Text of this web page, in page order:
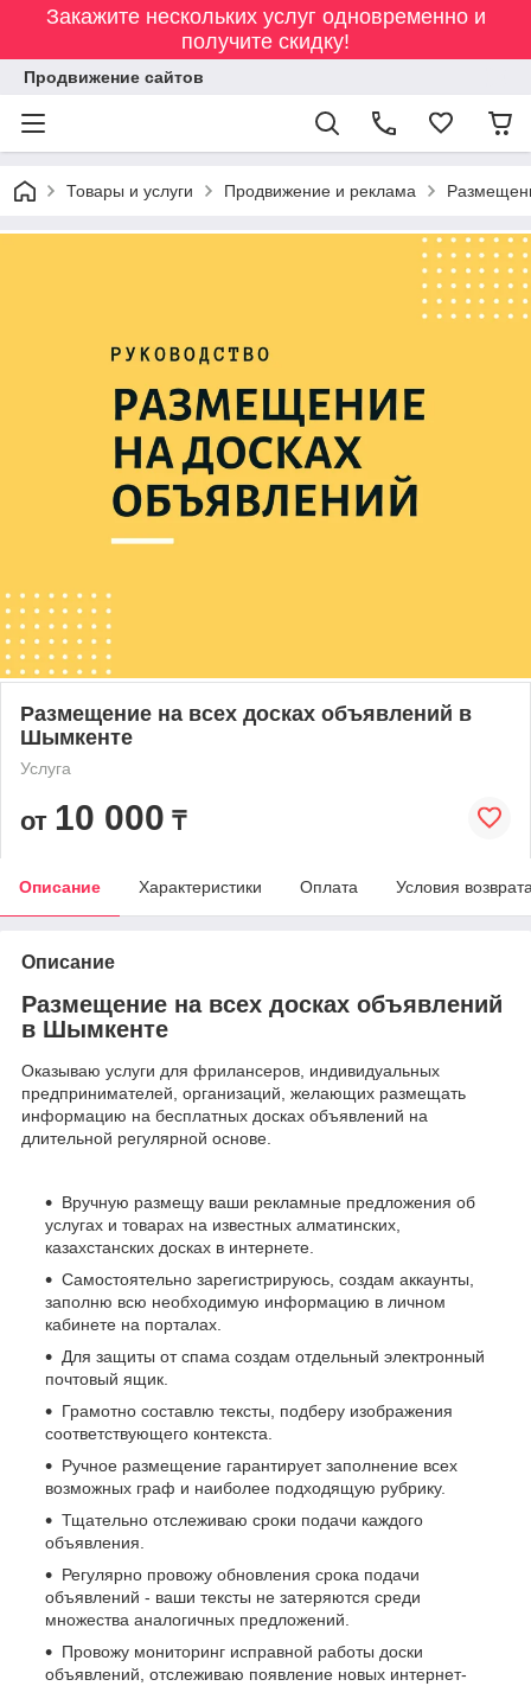
Закажите нескольких услуг одновременно и
получите скидку!
Продвижение сайтов
Товары и услуги Продвижение и реклама
Размещение на всех досках объявлений в
Шымкенте
Услуга
от 10 000 ₸
Описание Характеристики Оплата Условия
Описание
Размещение на всех досках объявлений
в Шымкенте
Оказываю услуги для фрилансеров, индивидуальных
предпринимателей, организаций, желающих размещать
информацию на бесплатных досках объявлений на
длительной регулярной основе.
Вручную размещу ваши рекламные предложения об
услугах и товарах на известных алматинских,
казахстанских досках в интернете.
Самостоятельно зарегистрируюсь, создам аккаунты,
заполню всю необходимую информацию в личном
кабинете на порталах.
Для защиты от спама создам отдельный электронный
почтовый ящик.
Грамотно составлю тексты, подберу изображения
соответствующего контекста.
Ручное размещение гарантирует заполнение всех
возможных граф и наиболее подходящую рубрику.
Тщательно отслеживаю сроки подачи каждого
объявления.
Регулярно провожу обновления срока подачи
объявлений - ваши тексты не затеряются среди
множества аналогичных предложений.
Провожу мониторинг исправной работы доски
объявлений, отслеживаю появление новых интернет-